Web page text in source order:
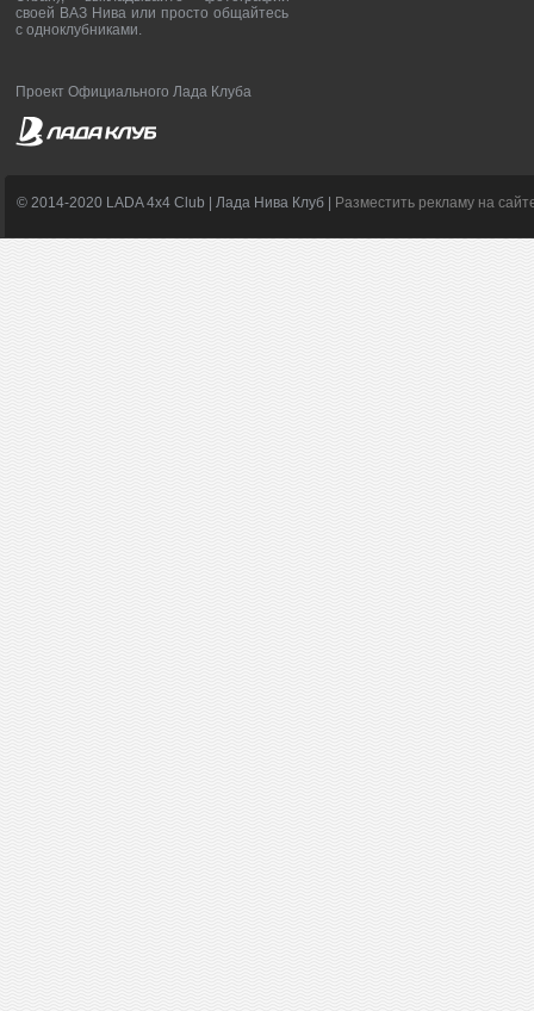
своей ВАЗ Нива или просто общайтесь
с одноклубниками.
Проект Официального Лада Клуба
© 2014-2020 LADA 4x4 Club | Лада Нива Клуб | Разместить рекламу на